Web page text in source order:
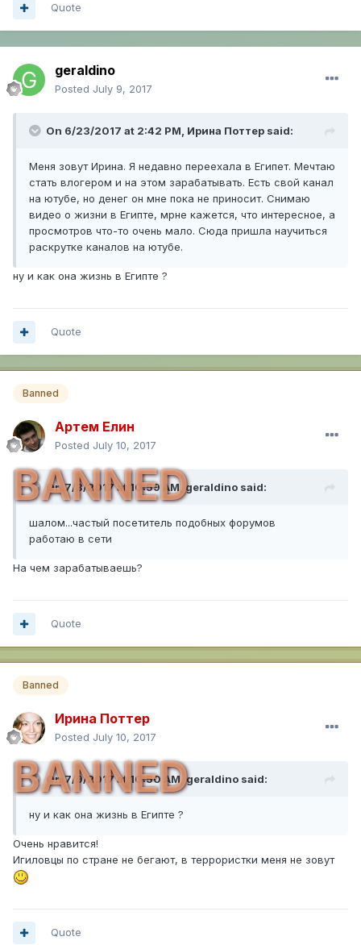
Quote
geraldino
Posted July 9, 2017
On 6/23/2017 at 2:42 PM, Ирина Поттер said:
Меня зовут Ирина. Я недавно переехала в Египет. Мечтаю
стать влогером и на этом зарабатывать. Есть свой канал
на ютубе, но денег он мне пока не приносит. Снимаю
видео о жизни в Египте, мрне кажется, что интересное, а
просмотров что-то очень мало. Сюда пришла научиться
раскрутке каналов на ютубе.
ну и как она жизнь в Египте ?
Quote
Banned
Артем Елин
Posted July 10, 2017
BANNED
On 7/3/2017 at 10:59 AM, geraldino said:
шалом...частый посетитель подобных форумов
работаю в сети
На чем зарабатываешь?
Quote
Banned
Ирина Поттер
Posted July 10, 2017
BANNED
On 7/9/2017 at 10:50 AM,geraldino said:
ну и как она жизнь в Египте ?
Очень нравится!
Игиловцы по стране не бегают, в террористки меня не зовут
Quote